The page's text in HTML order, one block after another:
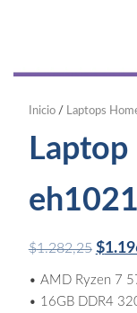
Inicio/ Laptops
$1.282,25
price
was:
$
• AMD Ryzen 7
• 16GB DDR4